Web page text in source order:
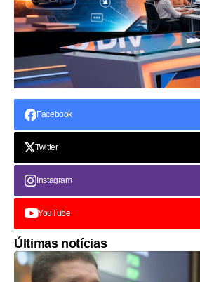
Facebook
Twitter
Instagram
YouTube
Últimas notícias